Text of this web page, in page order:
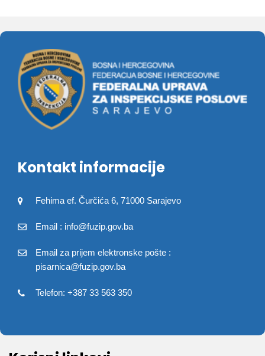
Kontakt informacije
Fehima ef. Čurčića 6, 71000 Sarajevo
Email : info@fuzip.gov.ba
Email za prijem elektronske pošte :
pisarnica@fuzip.gov.ba
Telefon: +387 33 563 350